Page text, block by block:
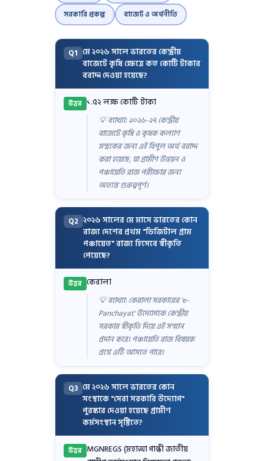
সরকারি প্রকল্প
বাজেট ও অর্থনীতি
Q1 মে ২০২৬ সালে ভারতের কেন্দ্রীয়
বাজেটে কৃষি ক্ষেত্রে কত কোটি টাকার
বরাদ্দ দেওয়া হয়েছে?
উত্তর ১.৫২ লক্ষ কোটি টাকা
💡 ব্যাখ্যা: ২০২৬-২৭ কেন্দ্রীয়
বাজেটে কৃষি ও কৃষক কল্যাণ
মন্ত্রকের জন্য এই বিপুল অর্থ বরাদ্দ
করা হয়েছে, যা গ্রামীণ উন্নয়ন ও
পঞ্চায়েতি রাজ পরীক্ষার জন্য
অত্যন্ত গুরুত্বপূর্ণ।
Q2 ২০২৬ সালের মে মাসে ভারতের কোন
রাজ্য দেশের প্রথম "ডিজিটাল গ্রাম
পঞ্চায়েত" রাজ্য হিসেবে স্বীকৃতি
পেয়েছে?
উত্তর কেরালা
💡 ব্যাখ্যা: কেরালা সরকারের 'e-
Panchayat' উদ্যোগকে কেন্দ্রীয়
সরকার স্বীকৃতি দিয়ে এই সম্মান
প্রদান করে। পঞ্চায়েতি রাজ বিষয়ক
প্রশ্নে এটি আসতে পারে।
Q3 মে ২০২৬ সালে ভারতের কোন
সংস্থাকে "সেরা সরকারি উদ্যোগ"
পুরস্কার দেওয়া হয়েছে গ্রামীণ
কর্মসংস্থান সৃষ্টিতে?
উত্তর MGNREGS (মহাত্মা গান্ধী জাতীয়